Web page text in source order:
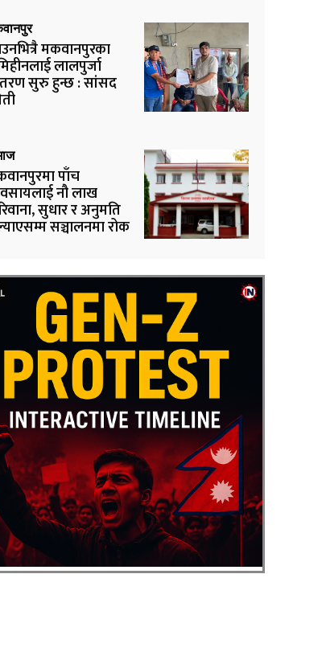
मकवानपुरका
लालपुर्जा
सुरु हुन्छ : सांसद
पाँच
नौ लाख
सुधार र अनुमति
सञ्चालनमा रोक